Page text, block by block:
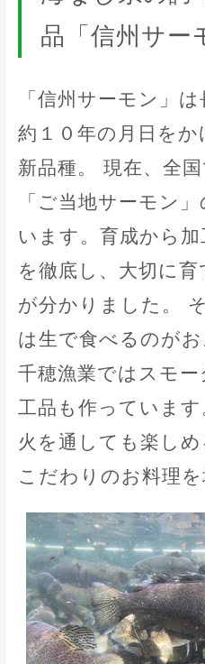
品「信州サー
「信州サーモン」
約１０年の月日を
新品種。 現在、全
「ご当地サーモン
います。育成から
を徹底し、大切に
が分かりました。
は生で食べるのが
千穂漁業ではスモ
工品も作っています
火を通しても楽しめ
こだわりのお料理を